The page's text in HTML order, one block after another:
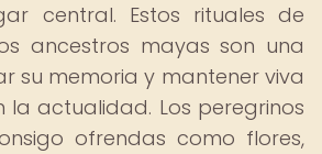
central. Estos rituales de
ancestros mayas son una
su memoria y mantener viva
la actualidad. Los peregrinos
ofrendas como flores,